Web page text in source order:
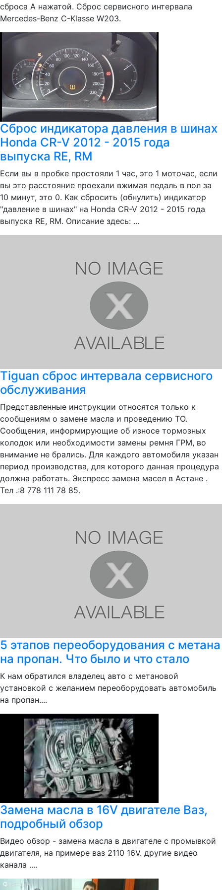
сброса A нажатой. Сброс сервисного интервала
Mercedes-Benz C-Klasse W203.
Сброс индикатора давления в шинах
Honda CR-V 2012 - 2015 года
выпуска RE, RM
Если вы в пробке простояли 1 час, это 1 моточас, если
вы это расстояние проехали вжимая педаль в пол за
10 минут, это 0. Как сбросить (обнулить) индикатор
"давление в шинах" на Honda CR-V 2012 - 2015 года
выпуска RE, RM. Описание здесь: ...
Tiguan сброс интервала сервисного
обслуживания
Представленные инструкции относятся только к
сообщениям о замене масла и проведению ТО.
Сообщения, информирующие об износе тормозных
колодок или необходимости замены ремня ГРМ, во
внимание не брались. Для каждого автомобиля указан
период производства, для которого данная процедура
должна работать. Экспресс замена масел в Астане .
Тел .:8 778 111 78 85.
5 этапов переоборудования с метана
на пропан. Что было и что стало
К нам обратился владелец авто с метановой
установкой с желанием переоборудовать автомобиль
на пропан....
Замена масла в 16V двигателе Ваз,
подробный обзор
Видео обзор - замена масла в двигателе с промывкой
двигателя, на примере ваз 2110 16V. другие видео
канала ....